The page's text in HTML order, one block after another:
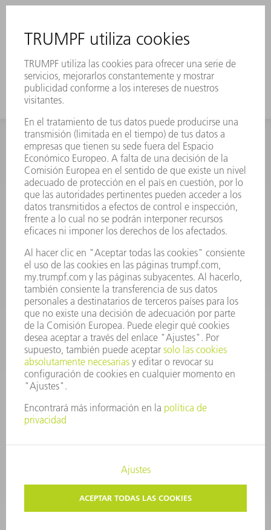
INFORMACIÓN
Preguntas más frecuentes
Condiciones generales de venta
CONTACTO
Departamento de Repuestos
+34 91 657 36 70
Viernes de 8h – 17h
repuestos@es.trumpf.com
CONTACTO
Departamento de Utillaje
+34 91 657 36 69
Lunes a Jueves de 8h – 18h
Viernes de 8h – 17h
utillaje@trumpf.com
AVISO LEGAL
PROTECCIÓN DE DATOS
COPYRIGHT Y MARCA REGISTRADA
CONDICIONES DE USO